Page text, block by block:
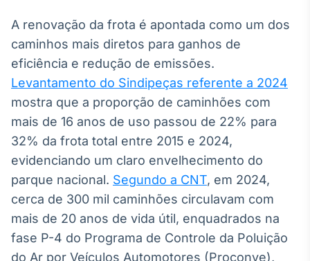
A renovação da frota é apontada como um dos
caminhos mais diretos para ganhos de
eficiência e redução de emissões.
Levantamento do Sindipeças referente a 2024
mostra que a proporção de caminhões com
mais de 16 anos de uso passou de 22% para
32% da frota total entre 2015 e 2024,
evidenciando um claro envelhecimento do
parque nacional. Segundo a CNT, em 2024,
cerca de 300 mil caminhões circulavam com
mais de 20 anos de vida útil, enquadrados na
fase P-4 do Programa de Controle da Poluição
do Ar por Veículos Automotores (Proconve),